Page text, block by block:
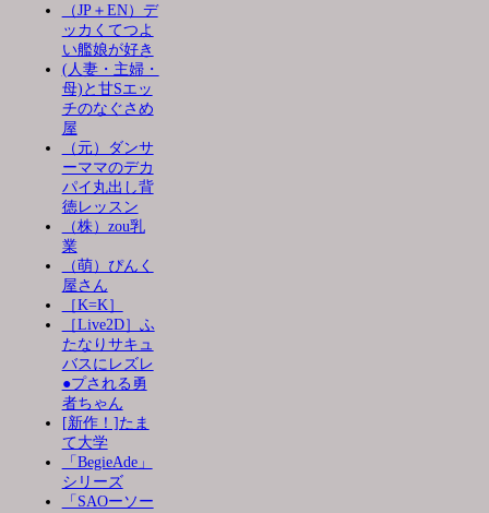
（JP＋EN）デ
ッカくてつよ
い艦娘が好き
(人妻・主婦・
母)と甘Sエッ
チのなぐさめ
屋
（元）ダンサ
ーママのデカ
パイ丸出し背
徳レッスン
（株）zou乳
業
（萌）ぴんく
屋さん
［K=K］
［Live2D］ふ
たなりサキュ
バスにレズレ
●プされる勇
者ちゃん
[新作！]たま
て大学
「BegieAde」
シリーズ
「SAOーソー